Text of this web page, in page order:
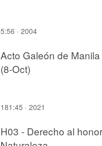
5:56 · 2004
Acto Galeón de Manila
(8-Oct)
181:45 · 2021
H03 - Derecho al